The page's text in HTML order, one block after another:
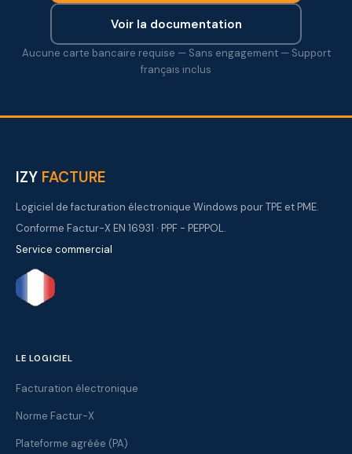
Voir la documentation
Aucune carte bancaire requise — Sans engagement — Support
français inclus
IZY FACTURE
Logiciel de facturation électronique Windows pour TPE et PME.
Conforme Factur-X EN 16931 · PPF - PEPPOL.
Service commercial
LE LOGICIEL
Facturation électronique
Norme Factur-X
Plateforme agréée (PA)